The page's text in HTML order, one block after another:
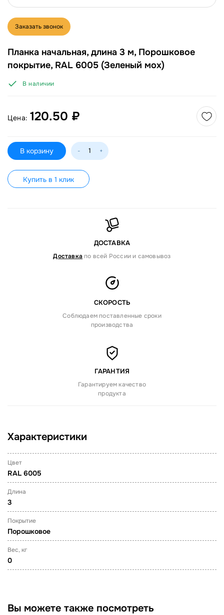
Заказать звонок
Планка начальная, длина 3 м, Порошковое
покрытие, RAL 6005 (Зеленый мох)
В наличии
Цена: 120.50 ₽
В корзину - +
Купить в 1 клик
ДОСТАВКА
Доставка по всей России и самовывоз
СКОРОСТЬ
Соблюдаем поставленные сроки
производства
ГАРАНТИЯ
Гарантируем качество
продукта
Характеристики
Цвет
RAL 6005
Длина
3
Покрытие
Порошковое
Вес, кг
0
Вы можете также посмотреть